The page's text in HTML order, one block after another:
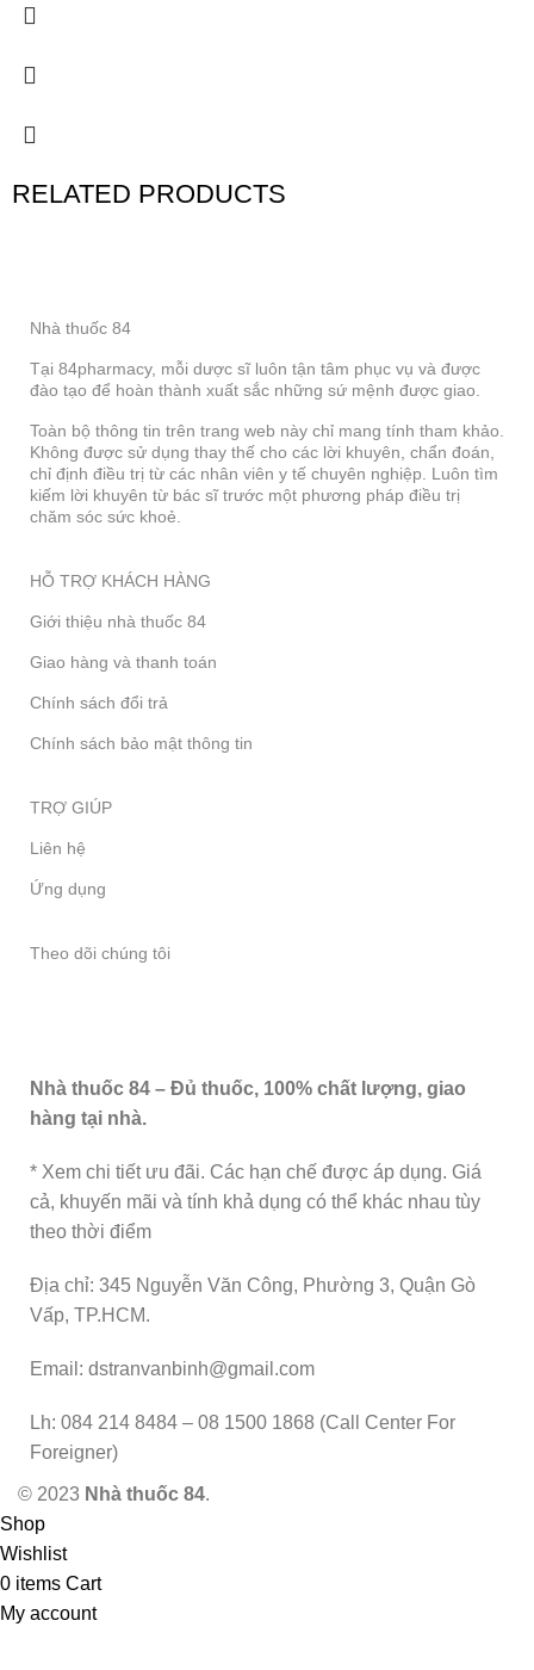
RELATED PRODUCTS
Nhà thuốc 84
Tại 84pharmacy, mỗi dược sĩ luôn tận tâm phục vụ và được
đào tạo để hoàn thành xuất sắc những sứ mệnh được giao.
Toàn bộ thông tin trên trang web này chỉ mang tính tham khảo.
Không được sử dụng thay thế cho các lời khuyên, chẩn đoán,
chỉ định điều trị từ các nhân viên y tế chuyên nghiệp. Luôn tìm
kiếm lời khuyên từ bác sĩ trước một phương pháp điều trị
chăm sóc sức khoẻ.
HỖ TRỢ KHÁCH HÀNG
Giới thiệu nhà thuốc 84
Giao hàng và thanh toán
Chính sách đổi trả
Chính sách bảo mật thông tin
TRỢ GIÚP
Liên hệ
Ứng dụng
Theo dõi chúng tôi
Nhà thuốc 84 – Đủ thuốc, 100% chất lượng, giao
hàng tại nhà.
* Xem chi tiết ưu đãi. Các hạn chế được áp dụng. Giá
cả, khuyến mãi và tính khả dụng có thể khác nhau tùy
theo thời điểm
Địa chỉ: 345 Nguyễn Văn Công, Phường 3, Quận Gò
Vấp, TP.HCM.
Email: dstranvanbinh@gmail.com
Lh: 084 214 8484 – 08 1500 1868 (Call Center For
Foreigner)
© 2023 Nhà thuốc 84.
Shop
Wishlist
0 items Cart
My account